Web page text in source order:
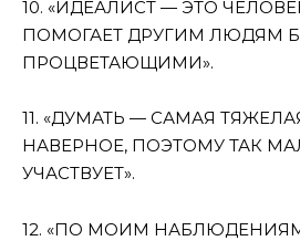
10. «ИДЕАЛИСТ — ЭТО
ПОМОГАЕТ ДРУГИМ ЛЮДЯМ
ПРОЦВЕТАЮЩИМИ».
11. «ДУМАТЬ — САМАЯ
НАВЕРНОЕ, ПОЭТОМУ ТАК
УЧАСТВУЕТ».
12. «ПО МОИМ